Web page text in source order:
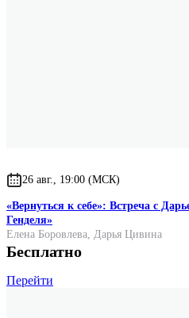
26 авг., 19:00 (МСК)
«Вернуться к себе»: Встреча с
Генделя»
Елена Боровлева, Дарья Цивина
Бесплатно
Перейти